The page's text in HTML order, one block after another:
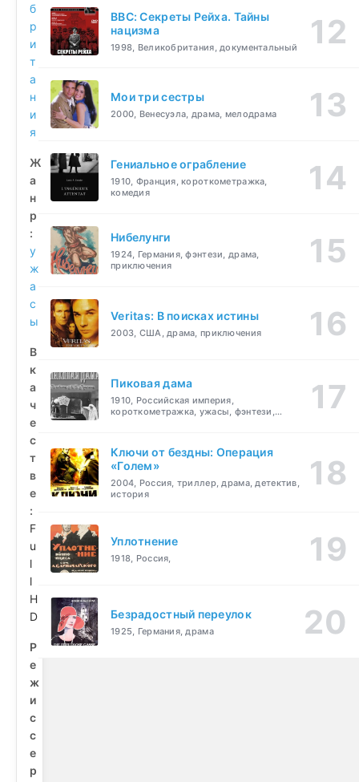
б
р
и
т
а
н
и
я
Ж
а
н
р
:
у
ж
а
с
ы
В
к
а
ч
е
с
т
в
е
:
F
u
l
l
H
D
Р
е
ж
и
с
с
е
р
BBC: Секреты Рейха. Тайны
нацизма
1998, Великобритания, документальный
Мои три сестры
2000, Венесуэла, драма, мелодрама
Гениальное ограбление
1910, Франция, короткометражка,
комедия
Нибелунги
1924, Германия, фэнтези, драма,
приключения
Veritas: В поисках истины
2003, США, драма, приключения
Пиковая дама
1910, Российская империя,
короткометражка, ужасы, фэнтези,
Ключи от бездны: Операция
«Голем»
2004, Россия, триллер, драма, детектив,
история
Уплотнение
1918, Россия,
Безрадостный переулок
1925, Германия, драма